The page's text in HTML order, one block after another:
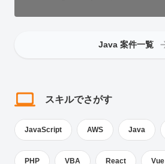
Java 案件一覧
スキルでさがす
JavaScript AWS Java
PHP VBA React Vue